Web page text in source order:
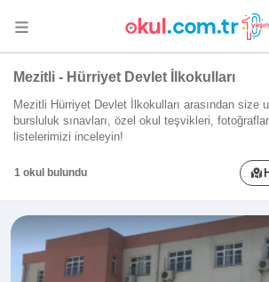
Mezitli - Hürriyet Devlet İlkokulları
Mezitli Hürriyet Devlet İlkokulları arasından size
bursluluk sınavları, özel okul teşvikleri,
listelerimizi inceleyin!
1 okul bulundu